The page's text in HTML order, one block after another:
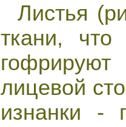
Листья
ткани,
лицевой
изнанки -